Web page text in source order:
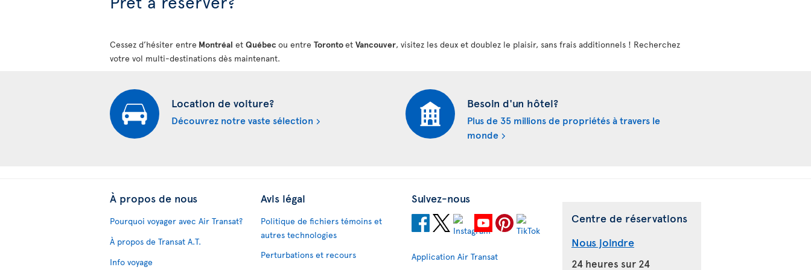
Cessez d’hésiter entre Montréal et Québec ou entre Torontoet Vancouver, visitez les deux et doublez le plaisir, sans frais additionnels ! Recherchez
votre vol multi-destinations dès maintenant.
Location de voiture?
Découvrez notre vaste sélection
Besoin d'un hôtel?
Plus de 35 millions de propriétés à travers le
monde
À propos de nous
Pourquoi voyager avec Air Transat?
À propos de Transat A.T.
Info voyage
Avis légal
Politique de fichiers témoins et
autres technologies
Perturbations et recours
Suivez-nous
Application Air Transat
Centre de réservations
Nous joindre
24 heures sur 24